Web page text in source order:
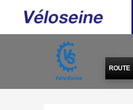
ROUTE